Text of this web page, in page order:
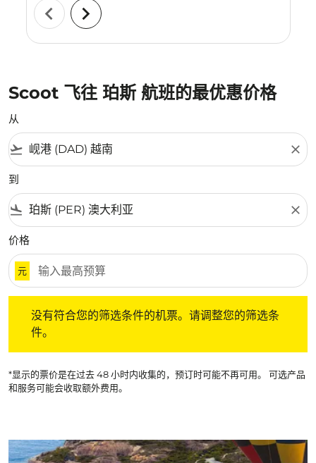
chevron_left chevron_right
Scoot 飞往 珀斯 航班的最优惠价格
从
flight_takeoff close
到
flight_land close
价格
元
没有符合您的筛选条件的机票。请调整您的筛选条
件。
*显示的票价是在过去 48 小时内收集的，预订时可能不再可用。 可选产品
和服务可能会收取额外费用。